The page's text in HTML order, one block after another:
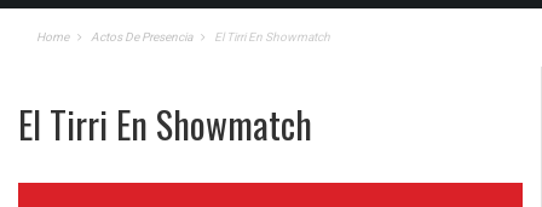
Home Actos De Presencia El Tirri En Showmatch
El Tirri En Showmatch